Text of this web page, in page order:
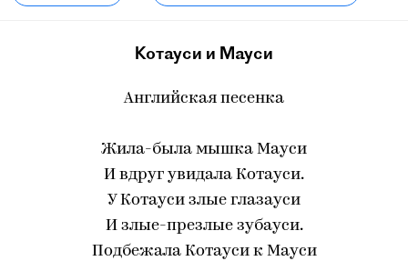
Котауси и Мауси
Английская песенка
Жила-была мышка Мауси
И вдруг увидала Котауси.
У Котауси злые глазауси
И злые-презлые зубауси.
Подбежала Котауси к Мауси